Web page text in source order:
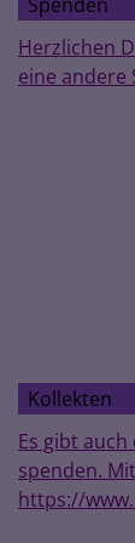
Herzlichen
eine andere
Kollekten
Es gibt
spenden.
https://